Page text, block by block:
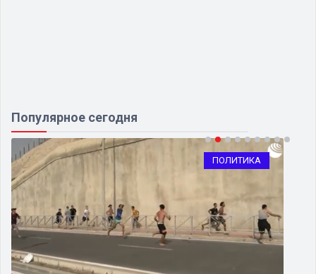
Популярное сегодня
ПОЛИТИКА